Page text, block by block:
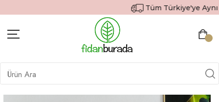
Tüm Türkiye'ye Aynı
BITKILER
İÇ MEKAN BITKILERI